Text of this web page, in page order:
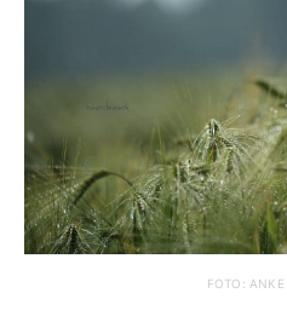
FOTO: ANKE